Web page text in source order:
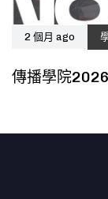
2 個月 ago
傳播學院